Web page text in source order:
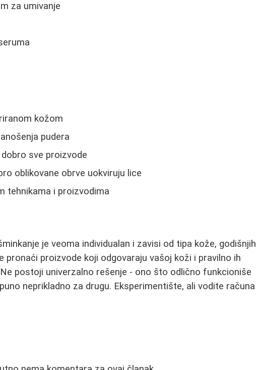
za umivanje
kožom
pudera
sve proizvode
oblikovane obrve uokviruju lice
tehnikama i proizvodima
je veoma individualan i zavisi od tipa kože, godišnjih
pronaći proizvode koji odgovaraju vašoj koži i pravilno ih
postoji univerzalno rešenje - ono što odlično funkcioniše
neprikladno za drugu. Eksperimentište, ali vodite računa